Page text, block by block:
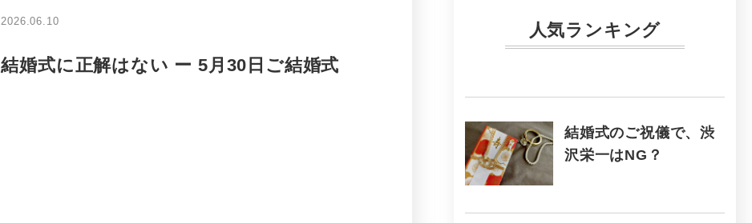
2026.06.10
結婚式に正解はない ー 5月30日ご結婚式
人気ランキング
結婚式のご祝儀で、渋
沢栄一はNG？